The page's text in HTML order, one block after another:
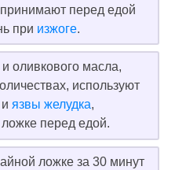
перед едой
при изжоге.
оливкового масла,
используют
и язвы желудка,
перед едой.
ложке за 30 минут